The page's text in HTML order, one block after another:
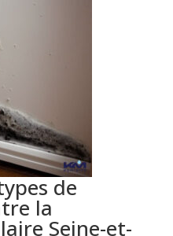
de
la
Seine-et-